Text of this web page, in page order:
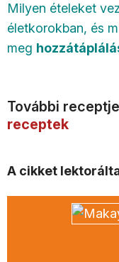
Milyen ételeket
életkorokban, és
meg
További
receptek
A cikket